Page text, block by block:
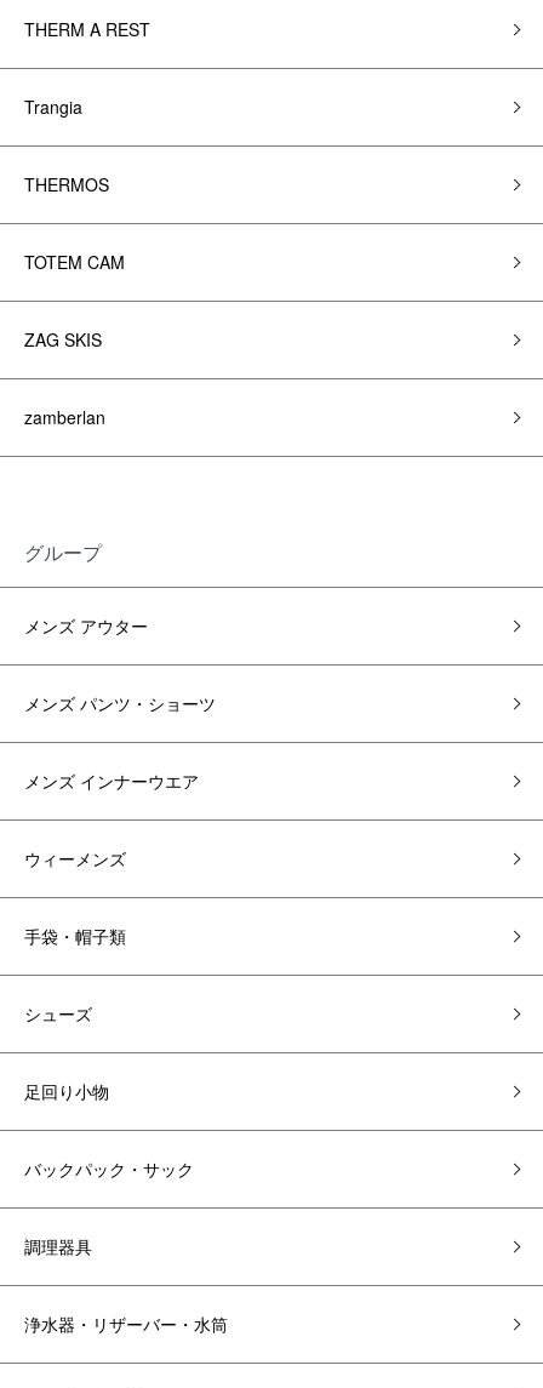
THERM A REST
Trangia
THERMOS
TOTEM CAM
ZAG SKIS
zamberlan
グループ
メンズ アウター
メンズ パンツ・ショーツ
メンズ インナーウエア
ウィーメンズ
手袋・帽子類
シューズ
足回り小物
バックパック・サック
調理器具
浄水器・リザーバー・水筒